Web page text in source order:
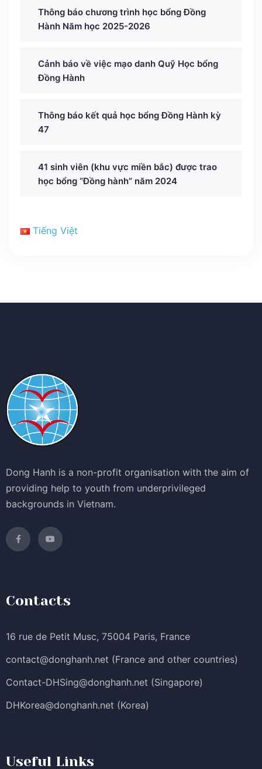
Thông báo chương trình học bổng Đồng
Hành Năm học 2025-2026
Cảnh báo về việc mạo danh Quỹ Học bổng
Đồng Hành
Thông báo kết quả học bổng Đồng Hành kỳ
47
41 sinh viên (khu vực miền bắc) được trao
học bổng “Đồng hành” năm 2024
Tiếng Việt
Dong Hanh is a non-profit organisation with the aim of
providing help to youth from underprivileged
backgrounds in Vietnam.
Contacts
16 rue de Petit Musc, 75004 Paris, France
contact@donghanh.net (France and other countries)
Contact-DHSing@donghanh.net (Singapore)
DHKorea@donghanh.net (Korea)
Useful Links